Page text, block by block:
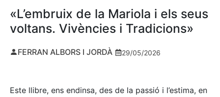
«L’embruix de la Mariola i els seus
voltans. Vivències i Tradicions»
FERRAN ALBORS I JORDÀ 29/05/2026
Este llibre, ens endinsa, des de la passió i l’estima, en